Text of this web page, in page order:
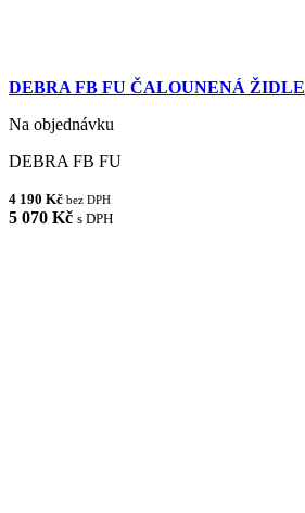
DEBRA FB FU ČALOUNENÁ ŽIDLE
Na objednávku
DEBRA FB FU
4 190 Kč bez DPH
5 070 Kč s DPH